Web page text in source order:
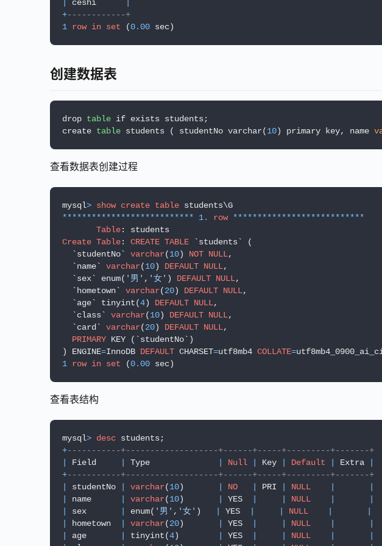
ceshi
+------------+
1 row in set (0.00 sec)
创建数据表
drop table if exists students;
create table students ( studentNo varchar(10) primary key, name
查看数据表创建过程
mysql> show create table
*************************** 1. row ***************************
Table
Create Table: CREATE TABLE `students` (
  `studentNo`
varchar(10) NOT NULL,
  `name`
varchar(10) DEFAULT NULL,
  `sex` enum(
'男' , '女' ) DEFAULT NULL,
  `hometown`
varchar(20) DEFAULT NULL,
  `age` tinyint(
4) DEFAULT NULL,
  `class`
varchar(10) DEFAULT NULL,
  `card`
varchar(20) DEFAULT NULL,
PRIMARY KEY (`studentNo`)
) ENGINE=InnoDB DEFAULT CHARSET=utf8mb4 COLLATE=
1 row in set (0.00 sec)
查看表结构
mysql> desc
+-----------+-------------------+------+-----+---------+-------+
Field Type Null Key Default Extra
+-----------+-------------------+------+-----+---------+-------+
studentNo varchar(10) NO PRI NULL
name varchar(10) YES NULL
sex enum( '男' , '女' ) YES NULL
hometown varchar(20) YES NULL
age tinyint(4) YES NULL